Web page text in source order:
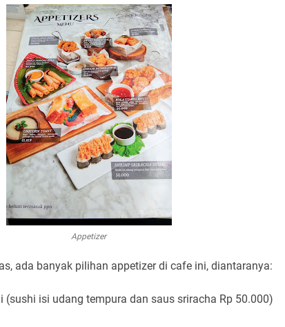
Appetizer
ada banyak pilihan appetizer di cafe ini, diantaranya:
(sushi isi udang tempura dan saus sriracha Rp 50.000)